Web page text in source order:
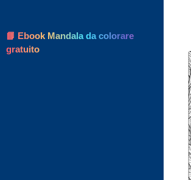
📘 Ebook Mandala da colorare
gratuito